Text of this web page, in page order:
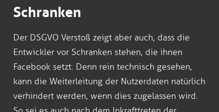
Schranken
Der DSGVO Verstoß zeigt aber auch, dass die
Entwickler vor Schranken stehen, die ihnen
Facebook setzt. Denn rein technisch gesehen,
kann die Weiterleitung der Nutzerdaten natürlich
verhindert werden, wenn dies zugelassen wird.